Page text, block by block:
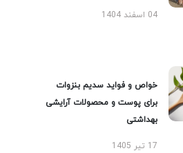
04 اسفند 1404
خواص و فواید سدیم بنزوات
برای پوست و محصولات آرایشی
بهداشتی
17 تیر 1405